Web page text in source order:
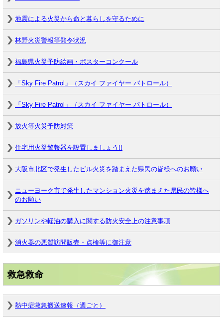
地震による火災から命と暮らしを守るために
林野火災警報等発令状況
福島県火災予防絵画・ポスターコンクール
「Sky Fire Patrol」（スカイ ファイヤー パトロール）
「Sky Fire Patrol」（スカイ ファイヤー パトロール）
放火等火災予防対策
住宅用火災警報器を設置しましょう!!
大阪市北区で発生したビル火災を踏まえた県民の皆様へのお願い
ニューヨーク市で発生したマンション火災を踏まえた県民の皆様へ
のお願い
ガソリンや軽油の購入に関する防火安全上の注意事項
消火器の悪質訪問販売・点検等に御注意
救急救命
熱中症救急搬送速報（週ごと）